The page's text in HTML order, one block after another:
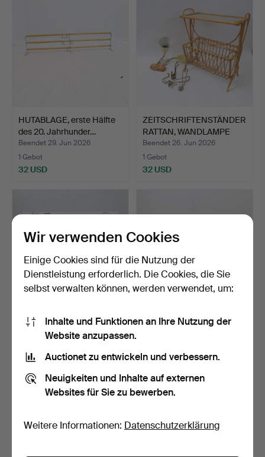
HUTABLAGE, erste Hälfte
des 20. Jahrhunder…
Beendet 29. Jun 2026
1 Gebot
32 USD
ZEITSCHRIFTENSTÄNDER
RATTAN, WANDLAMPE
SOW…
Beendet 26. Jun 2026
1 Gebot
32 USD
SPIELTISCH, gustavianisch,
Ende des 18. Ja…
Beendet 23. Jun 2026
4 Gebote
TABURETT, erste Hälfte des
1 Gebot
Wir verwenden Cookies
Einige Cookies sind für die Nutzung der
Dienstleistung erforderlich. Die Cookies, die Sie
selbst verwalten können, werden verwendet, um:
Inhalte und Funktionen an Ihre Nutzung der
Website anzupassen.
Auctionet zu entwickeln und verbessern.
Neuigkeiten und Inhalte auf externen
Websites für Sie zu bewerben.
Weitere Informationen: Datenschutzerklärung